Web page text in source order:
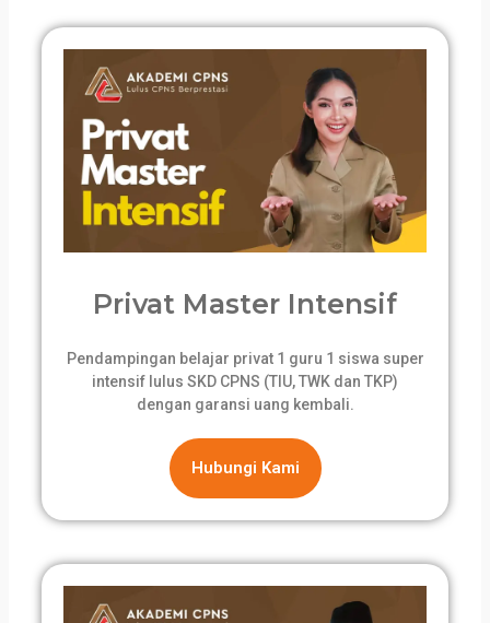
Privat Master Intensif
Pendampingan belajar privat 1 guru 1 siswa super
intensif lulus SKD CPNS (TIU, TWK dan TKP)
dengan garansi uang kembali.
Hubungi Kami